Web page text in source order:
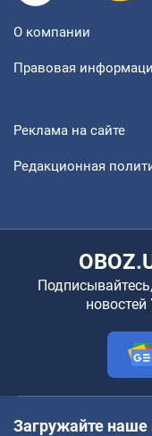
О компании
Правовая
Реклама на сайте
Редакционная
Загружайте